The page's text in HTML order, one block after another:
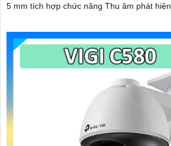
5 mm tích hợp chức năng Thu âm phát hiện